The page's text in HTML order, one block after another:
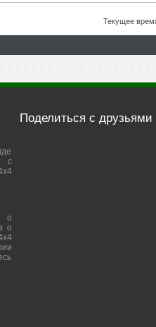
Текущее
с
о
о
Поделиться с друзьями